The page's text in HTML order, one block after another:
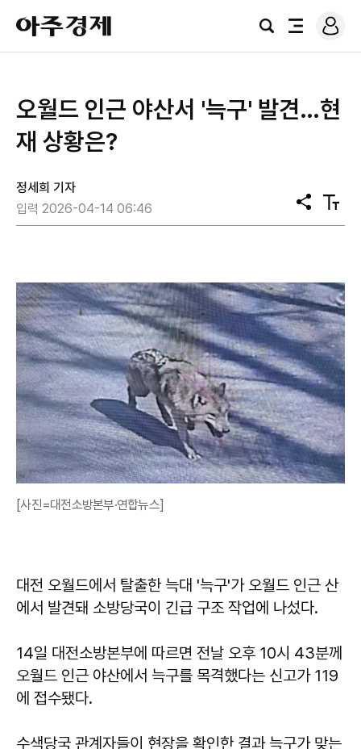
아
주
경
검
전
로
그
오월드 인근 야산서 '늑구' 발견…현
재 상황은?
정세희 기자
입력 2026-04-14 06:46
공
유
텍
스
[사진=대전소방본부·연합뉴스]
대전 오월드에서 탈출한 늑대 '늑구'가 오월드 인근 산
에서 발견돼 소방당국이 긴급 구조 작업에 나섰다.
14일 대전소방본부에 따르면 전날 오후 10시 43분께
오월드 인근 야산에서 늑구를 목격했다는 신고가 119
에 접수됐다.
수색당국 관계자들이 현장을 확인한 결과 늑구가 맞는